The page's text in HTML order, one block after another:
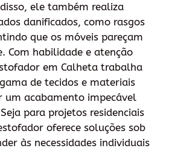
ele também realiza
danificados, como rasgos
que os móveis pareçam
Com habilidade e atenção
em Calheta trabalha
de tecidos e materiais
um acabamento impecável
para projetos residenciais
oferece soluções sob
às necessidades individuais